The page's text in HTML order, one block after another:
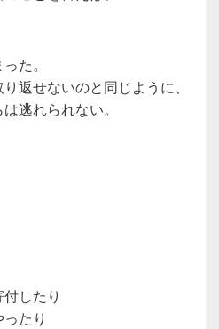
た。
返せないのと同じように、
逃れられない。
したり
たり